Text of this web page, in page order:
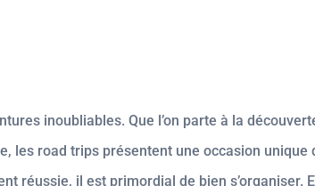
inoubliables. Que l’on parte à la
les road trips présentent une occasion unique
réussie, il est primordial de bien s’organiser.